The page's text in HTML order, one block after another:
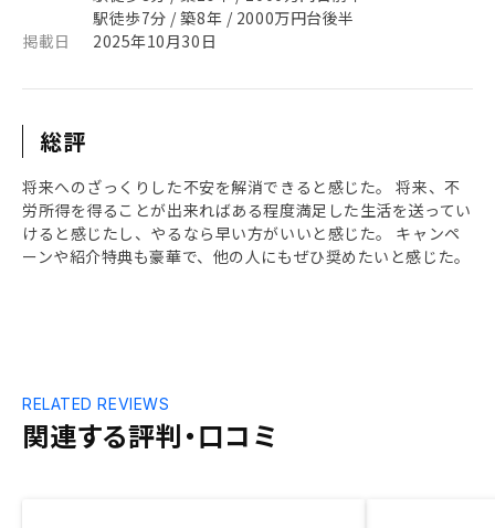
駅徒歩7分 / 築8年 / 2000万円台後半
掲載日
2025年10月30日
総評
将来へのざっくりした不安を解消できると感じた。 将来、不
労所得を得ることが出来ればある程度満足した生活を送ってい
けると感じたし、やるなら早い方がいいと感じた。 キャンペ
ーンや紹介特典も豪華で、他の人にもぜひ奨めたいと感じた。
関連する評判・口コミ
RELATED REVIEWS